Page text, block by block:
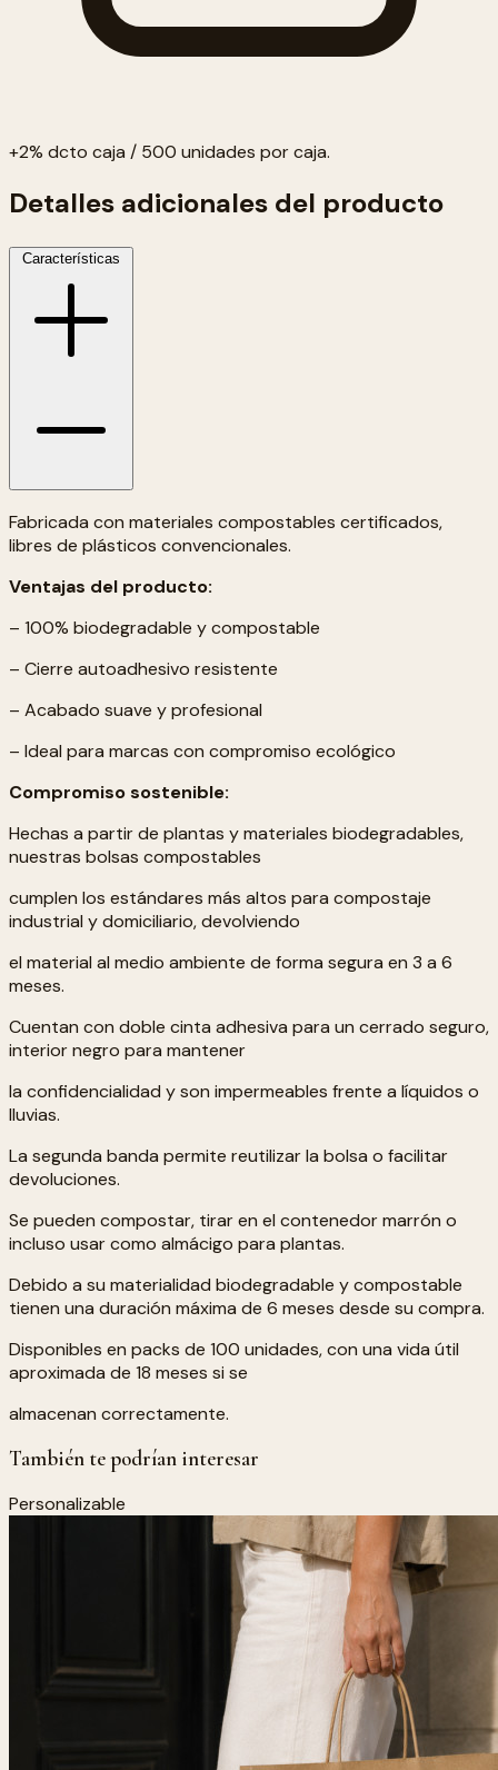
+2% dcto caja / 500 unidades por caja.
Detalles adicionales del producto
Características
Fabricada con materiales compostables certificados,
libres de plásticos convencionales.
Ventajas del producto:
– 100% biodegradable y compostable
– Cierre autoadhesivo resistente
– Acabado suave y profesional
– Ideal para marcas con compromiso ecológico
Compromiso sostenible:
Hechas a partir de plantas y materiales biodegradables,
nuestras bolsas compostables
cumplen los estándares más altos para compostaje
industrial y domiciliario, devolviendo
el material al medio ambiente de forma segura en 3 a 6
meses.
Cuentan con doble cinta adhesiva para un cerrado seguro,
interior negro para mantener
la confidencialidad y son impermeables frente a líquidos o
lluvias.
La segunda banda permite reutilizar la bolsa o facilitar
devoluciones.
Se pueden compostar, tirar en el contenedor marrón o
incluso usar como almácigo para plantas.
Debido a su materialidad biodegradable y compostable
tienen una duración máxima de 6 meses desde su compra.
Disponibles en packs de 100 unidades, con una vida útil
aproximada de 18 meses si se
almacenan correctamente.
También te podrían interesar
Personalizable